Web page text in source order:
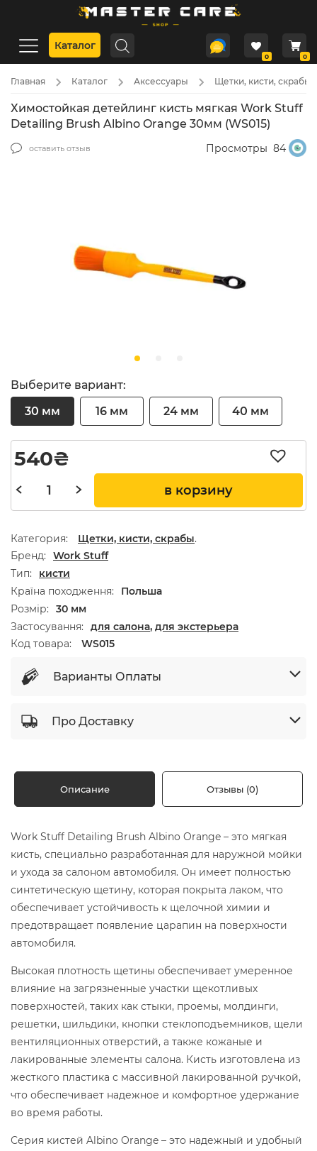
Каталог
0 0
Главная Каталог Аксессуары Щетки, кисти, скрабы
Химостойкая детейлинг кисть мягкая Work Stuff
Detailing Brush Albino Orange 30мм (WS015)
оставить отзыв Просмотры 84
Выберите вариант:
30 мм
16 мм 24 мм 40 мм
540₴
в корзину
Категория: Щетки, кисти, скрабы.
Бренд
Work Stuff
Тип
кисти
Країна походження
Польша
Розмір
30 мм
Застосування
для салона, для экстерьера
Код товара:
WS015
Варианты Оплаты
Про Доставку
Описание Отзывы (0)
Work Stuff Detailing Brush Albino Orange – это мягкая
кисть, специально разработанная для наружной мойки
и ухода за салоном автомобиля. Он имеет полностью
синтетическую щетину, которая покрыта лаком, что
обеспечивает устойчивость к щелочной химии и
предотвращает появление царапин на поверхности
автомобиля.
Высокая плотность щетины обеспечивает умеренное
влияние на загрязненные участки щекотливых
поверхностей, таких как стыки, проемы, молдинги,
решетки, шильдики, кнопки стеклоподъемников, щели
вентиляционных отверстий, а также кожаные и
лакированные элементы салона. Кисть изготовлена ​​из
жесткого пластика с массивной лакированной ручкой,
что обеспечивает надежное и комфортное удержание
во время работы.
Серия кистей Albino Orange – это надежный и удобный